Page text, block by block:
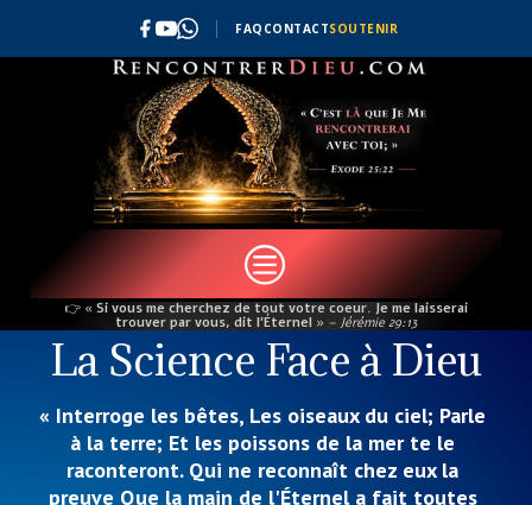
FAQ CONTACTSOUTENIR
c
👉 « Si vous me cherchez de tout votre coeur. Je me laisserai
trouver par vous, dit l’Éternel » – Jérémie 29:13
La Science Face à Dieu
« Interroge les bêtes, Les oiseaux du ciel; Parle
à la terre; Et les poissons de la mer te le
raconteront. Qui ne reconnaît chez eux la
preuve Que la main de l'Éternel a fait toutes